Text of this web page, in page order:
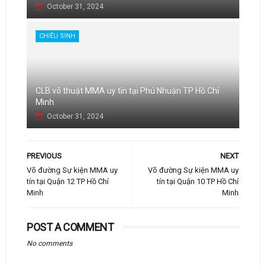
October 31, 2024
CHIÊU SINH
CLB võ thuật MMA uy tín tại Phú Nhuận TP Hồ Chí
Minh
October 31, 2024
NEXT
Võ đường Sự kiện MMA uy
tín tại Quận 10 TP Hồ Chí
Minh
PREVIOUS
Võ đường Sự kiện MMA uy
tín tại Quận 12 TP Hồ Chí
Minh
POST A COMMENT
No comments